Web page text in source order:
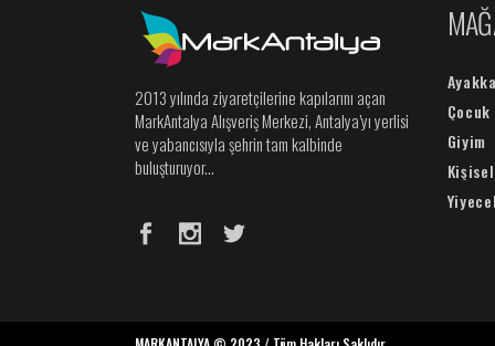
2013 yılında ziyaretçilerine kapılarını açan
MarkAntalya Alışveriş Merkezi, Antalya’yı yerlisi
ve yabancısıyla şehrin tam kalbinde
buluşturuyor...
Giyim